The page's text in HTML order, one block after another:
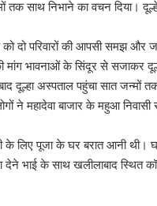
तक साथ निभाने का वचन दिया।
दो परिवारों की आपसी समझ और
मांग भावनाओं के सिंदूर से सजाकर
दूल्हा अस्पताल पहुंचा सात जन्मों
ने महादेवा बाजार के महुआ
के लिए पूजा के घर बरात आनी
भाई के साथ खलीलाबाद स्थित